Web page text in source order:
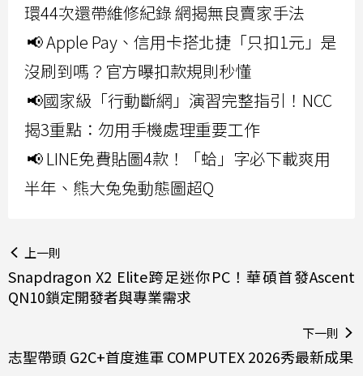
環44次還帶維修紀錄 網揭無良賣家手法
📢 Apple Pay、信用卡搭北捷「只扣1元」是
沒刷到嗎？官方曝扣款規則秒懂
📢國家級「行動斷網」演習完整指引！NCC
揭3重點：勿用手機處理重要工作
📢 LINE免費貼圖4款！「蛤」字必下載爽用
半年、熊大兔兔動態圖超Q
上一則
Snapdragon X2 Elite跨足迷你PC！華碩首發Ascent
QN10鎖定開發者與專業需求
下一則
志聖帶頭 G2C+首度進軍 COMPUTEX 2026秀最新成果